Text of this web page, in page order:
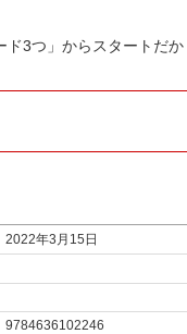
ド3つ」からスタートだか
2022年3月15日
9784636102246